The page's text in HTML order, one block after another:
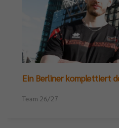
Ein Berliner komplettiert
Team 26/27